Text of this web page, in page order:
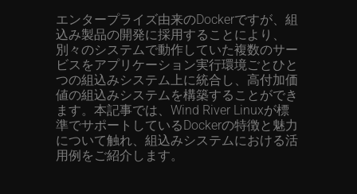
エンタープライズ由来のDockerですが、組
込み製品の開発に採用することにより、
別々のシステムで動作していた複数のサー
ビスをアプリケーション実行環境ごとひと
つの組込みシステム上に統合し、高付加価
値の組込みシステムを構築することができ
ます。本記事では、Wind River Linuxが標
準でサポートしているDockerの特徴と魅力
について触れ、組込みシステムにおける活
用例をご紹介します。